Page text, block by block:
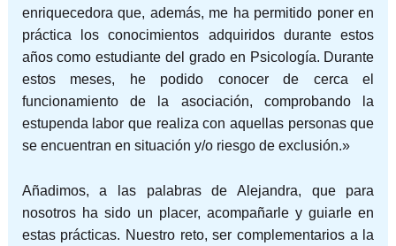
enriquecedora que, además, me ha permitido poner en
práctica los conocimientos adquiridos durante estos
años como estudiante del grado en Psicología. Durante
estos meses, he podido conocer de cerca el
funcionamiento de la asociación, comprobando la
estupenda labor que realiza con aquellas personas que
se encuentran en situación y/o riesgo de exclusión.»
Añadimos, a las palabras de Alejandra, que para
nosotros ha sido un placer, acompañarle y guiarle en
estas prácticas. Nuestro reto, ser complementarios a la